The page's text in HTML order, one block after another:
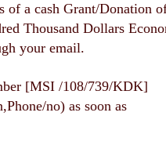
a cash Grant/Donation
Thousand Dollars
your email.
[MSI /108/739/KDK]
no) as soon as